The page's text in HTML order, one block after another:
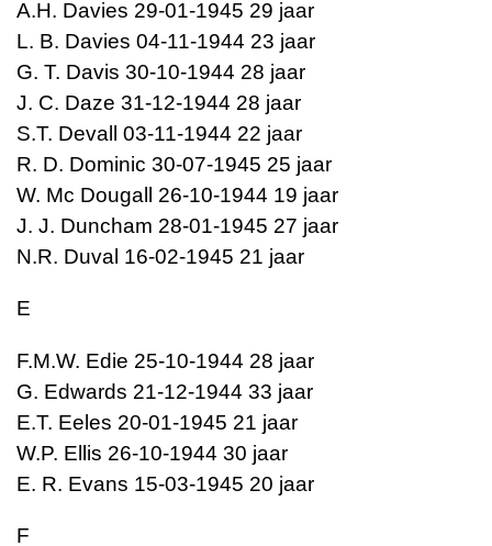
A.H. Davies 29-01-1945 29 jaar
L. B. Davies 04-11-1944 23 jaar
G. T. Davis 30-10-1944 28 jaar
J. C. Daze 31-12-1944 28 jaar
S.T. Devall 03-11-1944 22 jaar
R. D. Dominic 30-07-1945 25 jaar
W. Mc Dougall 26-10-1944 19 jaar
J. J. Duncham 28-01-1945 27 jaar
N.R. Duval 16-02-1945 21 jaar
E
F.M.W. Edie 25-10-1944 28 jaar
G. Edwards 21-12-1944 33 jaar
E.T. Eeles 20-01-1945 21 jaar
W.P. Ellis 26-10-1944 30 jaar
E. R. Evans 15-03-1945 20 jaar
F